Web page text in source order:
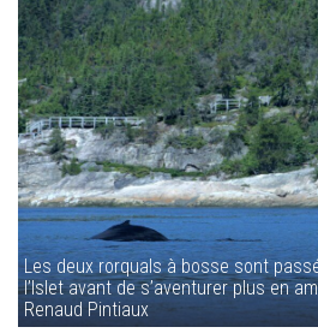
Les deux rorquals à bosse sont
l’Islet avant de s’aventurer plus en
Renaud Pintiaux